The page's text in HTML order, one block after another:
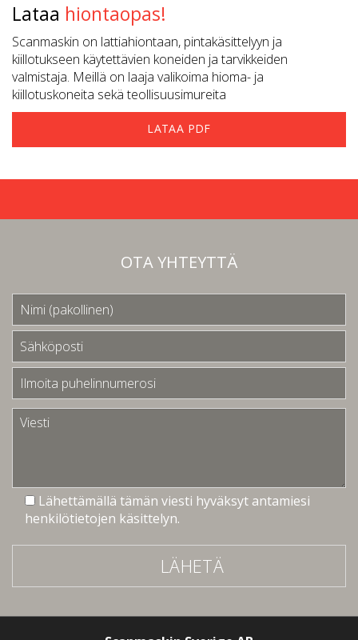
Lataa hiontaopas!
Scanmaskin on lattiahiontaan, pintakäsittelyyn ja
kiillotukseen käytettävien koneiden ja tarvikkeiden
valmistaja. Meillä on laaja valikoima hioma- ja
kiillotuskoneita sekä teollisuusimureita
LATAA PDF
OTA YHTEYTTÄ
Lähettämällä tämän viesti hyväksyt antamiesi
henkilötietojen käsittelyn.
LÄHETÄ